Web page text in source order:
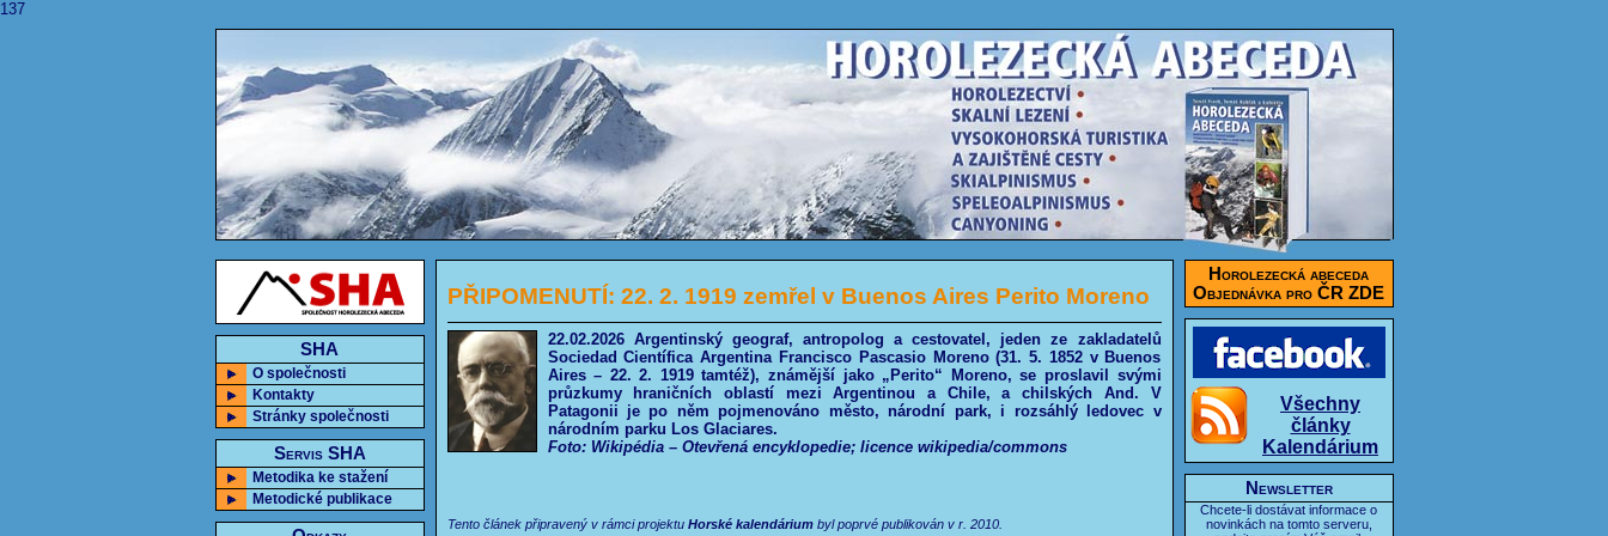
137
SHA
O společnosti
Kontakty
Stránky společnosti
Servis SHA
Metodika ke stažení
Metodické publikace
PŘIPOMENUTÍ: 22. 2. 1919 zemřel v Buenos Aires Perito Moreno
22.02.2026 Argentinský geograf, antropolog a cestovatel, jeden ze zakladatelů
Sociedad Científica Argentina Francisco Pascasio Moreno (31. 5. 1852 v Buenos
Aires – 22. 2. 1919 tamtéž), známější jako „Perito“ Moreno, se proslavil svými
průzkumy hraničních oblastí mezi Argentinou a Chile, a chilských And. V
Patagonii je po něm pojmenováno město, národní park, i rozsáhlý ledovec v
národním parku Los Glaciares.
Foto: Wikipédia – Otevřená encyklopedie; licence wikipedia/commons
Tento článek připravený v rámci projektu Horské kalendáriumbyl poprvé publikován v r. 2010.
Horolezecká abeceda
Objednávka pro ČR ZDE
Všechny
články
Kalendárium
Newsletter
Chcete-li dostávat informace o
novinkách na tomto serveru,